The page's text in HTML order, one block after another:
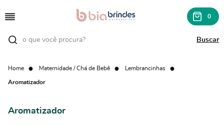
0
Aromatizador
Home Maternidade / Chá de Bebê Lembrancinhas
Aromatizador